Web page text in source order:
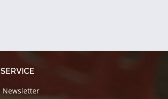
SERVICE
Newsletter